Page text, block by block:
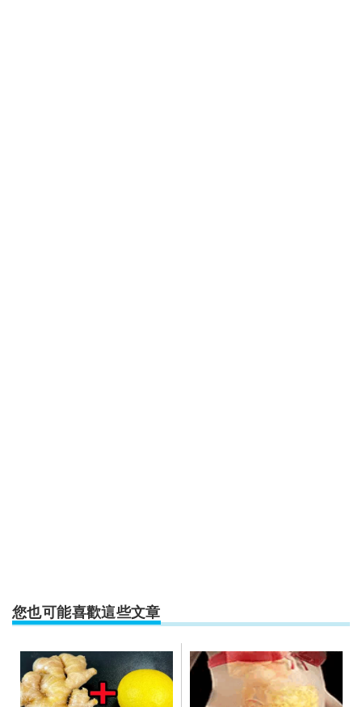
您也可能喜歡這些文章